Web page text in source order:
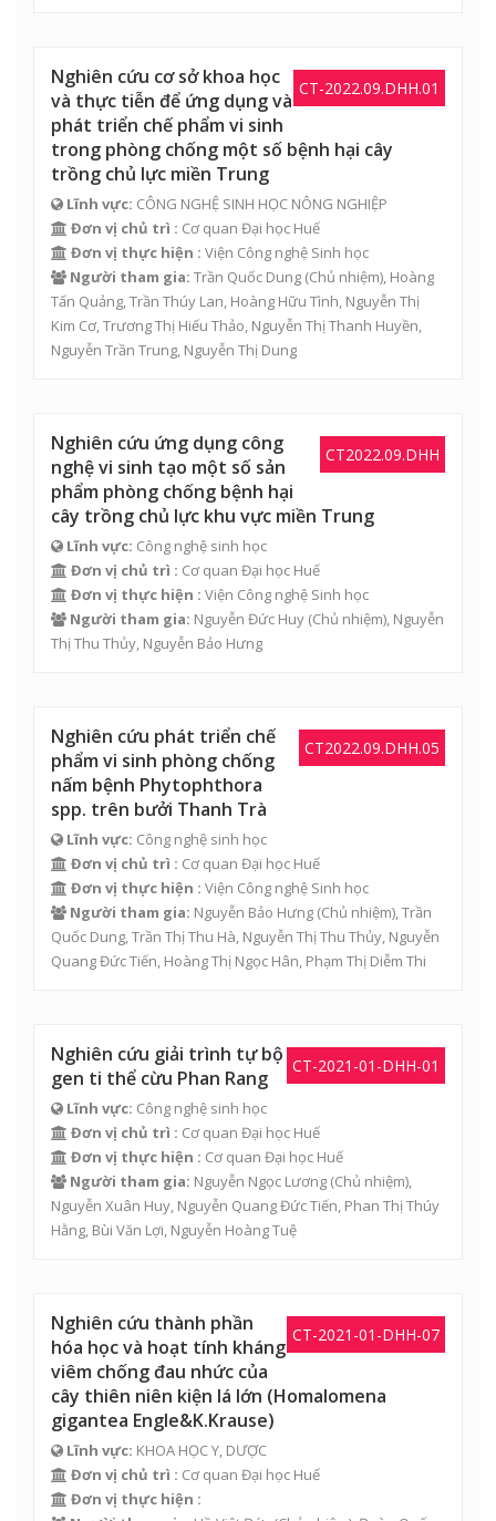
CT-2022.09.DHH.01
Nghiên cứu cơ sở khoa học
và thực tiễn để ứng dụng và
phát triển chế phẩm vi sinh
trong phòng chống một số bệnh hại cây
trồng chủ lực miền Trung
Lĩnh vực: CÔNG NGHỆ SINH HỌC NÔNG NGHIỆP
Đơn vị chủ trì : Cơ quan Đại học Huế
Đơn vị thực hiện : Viện Công nghệ Sinh học
Người tham gia: Trần Quốc Dung (Chủ nhiệm), Hoàng
Tấn Quảng,Trần Thúy Lan, Hoàng Hữu Tình, Nguyễn Thị
Kim Cơ,Trương Thị Hiếu Thảo, Nguyễn Thị Thanh Huyền,
Nguyễn Trần Trung, Nguyễn Thị Dung
CT2022.09.DHH
Nghiên cứu ứng dụng công
nghệ vi sinh tạo một số sản
phẩm phòng chống bệnh hại
cây trồng chủ lực khu vực miền Trung
Lĩnh vực: Công nghệ sinh học
Đơn vị chủ trì : Cơ quan Đại học Huế
Đơn vị thực hiện : Viện Công nghệ Sinh học
Người tham gia: Nguyễn Đức Huy (Chủ nhiệm), Nguyễn
Thị Thu Thủy, Nguyễn Bảo Hưng
CT2022.09.DHH.05
Nghiên cứu phát triển chế
phẩm vi sinh phòng chống
nấm bệnh Phytophthora
spp. trên bưởi Thanh Trà
Lĩnh vực: Công nghệ sinh học
Đơn vị chủ trì : Cơ quan Đại học Huế
Đơn vị thực hiện : Viện Công nghệ Sinh học
Người tham gia: Nguyễn Bảo Hưng (Chủ nhiệm),Trần
Quốc Dung,Trần Thị Thu Hà, Nguyễn Thị Thu Thủy, Nguyễn
Quang Đức Tiến, Hoàng Thị Ngọc Hân, Phạm Thị Diễm Thi
CT-2021-01-DHH-01
Nghiên cứu giải trình tự bộ
gen ti thể cừu Phan Rang
Lĩnh vực: Công nghệ sinh học
Đơn vị chủ trì : Cơ quan Đại học Huế
Đơn vị thực hiện : Cơ quan Đại học Huế
Người tham gia: Nguyễn Ngọc Lương (Chủ nhiệm),
Nguyễn Xuân Huy, Nguyễn Quang Đức Tiến, Phan Thị Thúy
Hằng, Bùi Văn Lợi, Nguyễn Hoàng Tuệ
CT-2021-01-DHH-07
Nghiên cứu thành phần
hóa học và hoạt tính kháng
viêm chống đau nhức của
cây thiên niên kiện lá lớn (Homalomena
gigantea Engle&K.Krause)
Lĩnh vực: KHOA HỌC Y, DƯỢC
Đơn vị chủ trì : Cơ quan Đại học Huế
Đơn vị thực hiện :